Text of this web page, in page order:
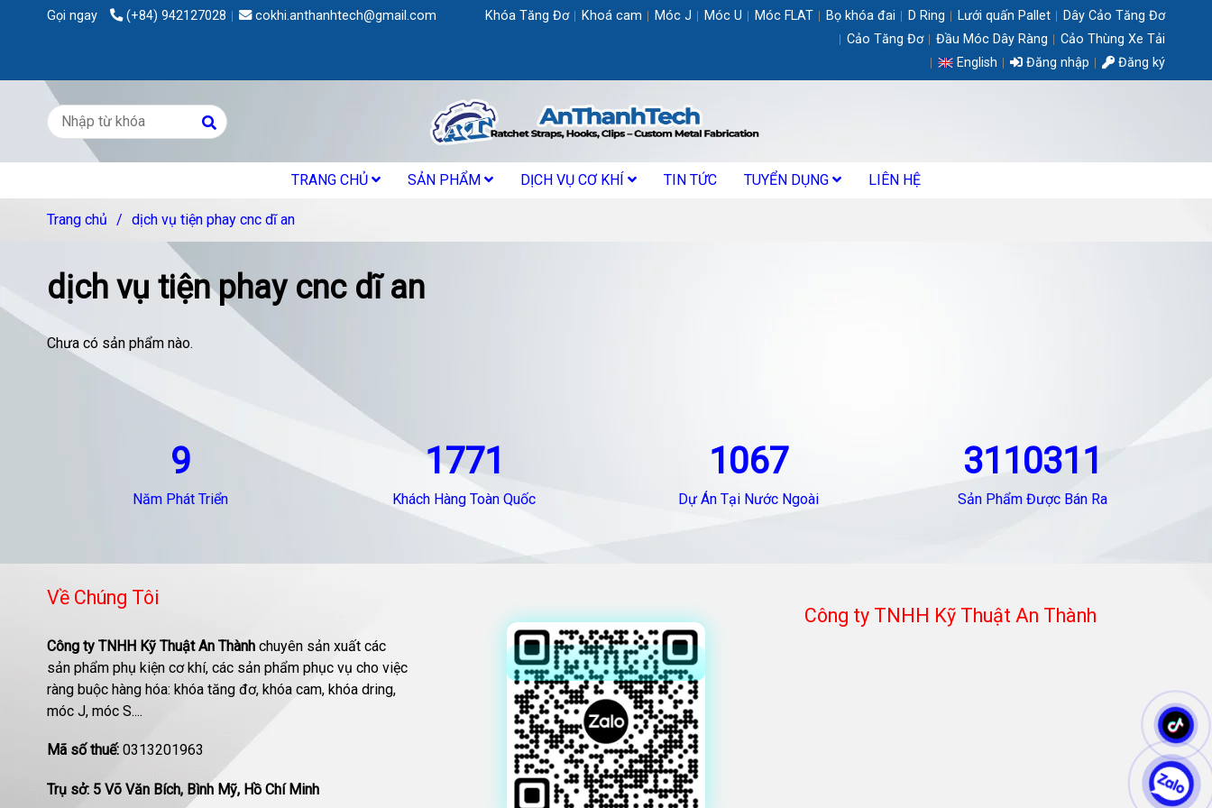
Gọi ngay (+84) 942127028 cokhi.anthanhtech@gmail.com Khóa Tăng Đơ Khoá cam Móc J Móc U Móc FLAT Bọ khóa đai D Ring Lưới quấn Pallet
Dây Cảo Tăng Đơ
Cảo Tăng Đơ
Đầu Móc Dây Ràng
Cảo Thùng Xe Tải
English
Đăng nhập Đăng ký
TRANG CHỦ SẢN PHẨM DỊCH VỤ CƠ KHÍ TIN TỨC TUYỂN DỤNG LIÊN HỆ
Trang chủ / dịch vụ tiện phay cnc dĩ an
dịch vụ tiện phay cnc dĩ an
Chưa có sản phẩm nào.
9
Năm Phát Triển
1771
Khách Hàng Toàn Quốc
1067
Dự Án Tại Nước Ngoài
3110311
Sản Phẩm Được Bán Ra
Về Chúng Tôi
Công ty TNHH Kỹ Thuật An Thành chuyên sản xuất các
sản phẩm phụ kiện cơ khí, các sản phẩm phục vụ cho việc
ràng buộc hàng hóa: khóa tăng đơ, khóa cam, khóa dring,
móc J, móc S....
Mã số thuế: 0313201963
Trụ sở: 5 Võ Văn Bích, Bình Mỹ, Hồ Chí Minh
Công ty TNHH Kỹ Thuật An Thành